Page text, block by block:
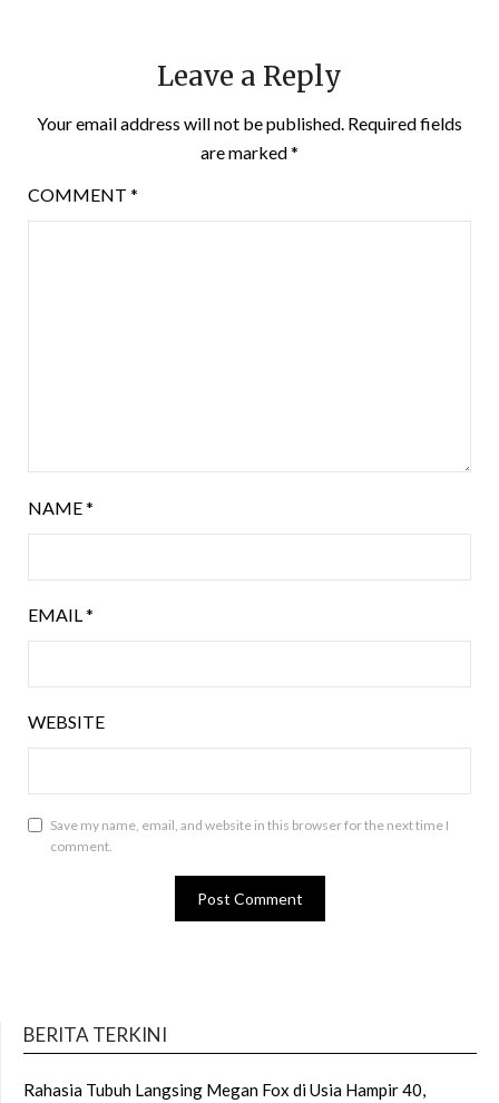
Leave a Reply
Your email address will not be published. Required fields
are marked*
COMMENT *
NAME*
EMAIL*
WEBSITE
Save my name, email, and website in this browser for the next time I
comment.
BERITA TERKINI
Rahasia Tubuh Langsing Megan Fox di Usia Hampir 40,